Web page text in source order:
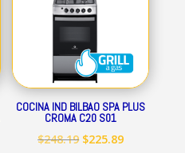
COCINA IND BILBAO SPA PLUS
CROMA C20 S01
$248.19 El
$225.89El